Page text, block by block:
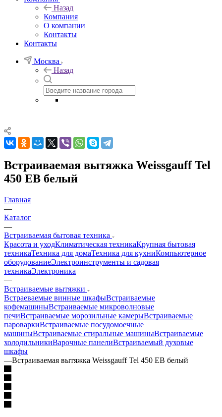
Назад
Компания
О компании
Контакты
Контакты
Москва
Назад
Встраиваемая вытяжка Weissgauff Tel
450 EB белый
Главная
—
Каталог
—
Встраиваемая бытовая техника
Красота и уходКлиматическая техникаКрупная бытовая
техникаТехника для домаТехника для кухниКомпьютерное
оборудованиеЭлектроинструменты и садовая
техникаЭлектроника
—
Встраиваемые вытяжки
Встраеваемые винные шкафыВстраиваемые
кофемашиныВстраиваемые микроволновые
печиВстраиваемые морозильные камерыВстраиваемые
пароваркиВстраиваемые посудомоечные
машиныВстраиваемые стиральные машиныВстраиваемые
холодильникиВарочные панелиВстраиваемый духовые
шкафы
—Встраиваемая вытяжка Weissgauff Tel 450 EB белый